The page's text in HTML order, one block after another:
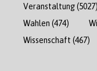
Veranstaltung(5027)
Wahlen (474)
Wissenschaft (467)